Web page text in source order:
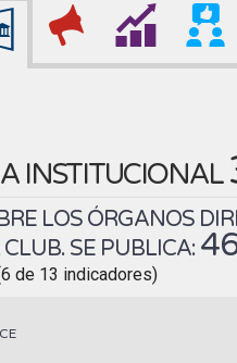
INSTITUCIONAL
LOS ÓRGANOS
SE PUBLICA:
de 13 indicadores)